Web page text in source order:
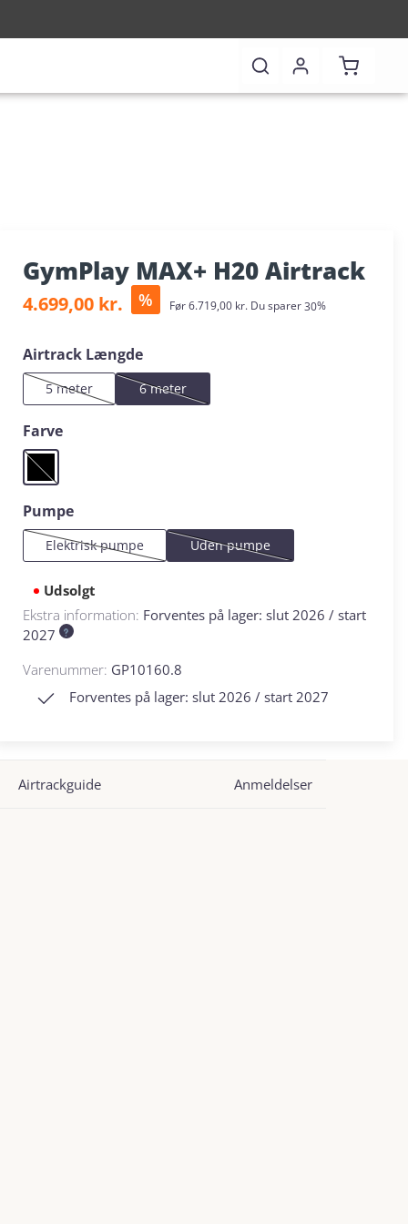
GymPlay MAX+ H20 Airtrack
Salgspris:
4.699,00 kr. % FørAlmindelig pris:
6.719,00 kr.Du sparer30%
Vælg
Airtrack Længde
5 meter
(Denne mulighed er i øjeblikket ikke tilgængelig.)
6 meter
(Denne mulighed er i øjeblikket ikke tilgængelig.)
Vælg
Farve
Black
(Denne mulighed er i øjeblikket ikke tilgængelig.)
Vælg
Pumpe
Elektrisk pumpe
(Denne mulighed er i øjeblikket ikke tilgængelig.)
Uden pumpe
(Denne mulighed er i øjeblikket
Udsolgt
Ekstra information: Forventes på lager: slut 2026 / start
2027
Varenummer: GP10160.8
Forventes på lager: slut 2026 / start 2027
Airtrackguide Anmeldelser